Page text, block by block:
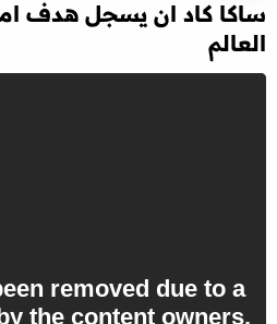
ساكا كاد ان يسجل هدف
العالم